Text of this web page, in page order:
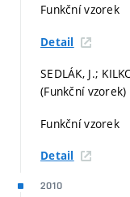
Funkční vzorek
Detail
SEDLÁK, J.;
(Funkční vzorek)
Funkční vzorek
Detail
2010